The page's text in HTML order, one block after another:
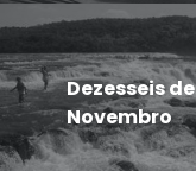
Dezesseis de
Novembro